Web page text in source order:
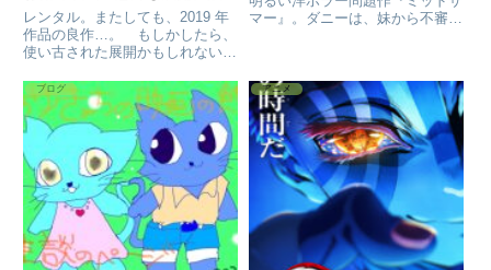
レンタル。またしても、2019 年
作品の良作…。 もしかしたら、
使い古された展開かもしれない。
それも回収している。 だが、伏
線を伏線と思わせないラブ・スト
ーリーの展開がちゃんとしている
ので、疑問にも感じない。あ...
マー』。ダニーは、妹から不審な
ニーは恋人クリスチャンに電話。
処が彼は面倒臭そうに出て
ブログ アニメ